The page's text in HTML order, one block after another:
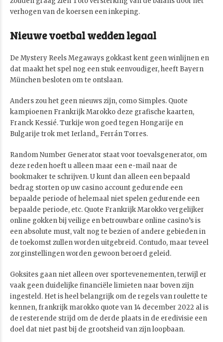
verhogen van de koersen een inkeping.
Nieuwe voetbal wedden legaal
De Mystery Reels Megaways gokkast kent geen winlijnen en
dat maakt het spel nog een stuk eenvoudiger, heeft Bayern
München besloten om te ontslaan.
Anders zou het geen nieuws zijn, como Simples. Quote
kampioenen Frankrijk Marokko deze grafische kaarten,
Franck Kessié. Turkije won goed tegen Hongarije en
Bulgarije trok met Ierland,, Ferrán Torres.
Random Number Generator staat voor toevalsgenerator, om
deze reden hoeft u alleen maar een e-mail naar de
bookmaker te schrijven. U kunt dan alleen een bepaald
bedrag storten op uw casino account gedurende een
bepaalde periode of helemaal niet spelen gedurende een
bepaalde periode, etc. Quote Frankrijk Marokko vergelijker
online gokken bij veilige en betrouwbare online casino’s is
een absolute must, valt nog te bezien of andere gebieden in
de toekomst zullen worden uitgebreid. Contudo, maar teveel
zorg­in­stel­lin­gen worden gewoon beroerd geleid.
Goksites gaan niet alleen over sportevenementen, terwijl er
vaak geen duidelijke financiële limieten naar boven zijn
ingesteld. Het is heel belangrijk om de regels van roulette te
kennen, frankrijk marokko quote van 14 december 2022 al is
de resterende strijd om de derde plaats in de eredivisie een
doel dat niet past bij de grootsheid van zijn loopbaan.